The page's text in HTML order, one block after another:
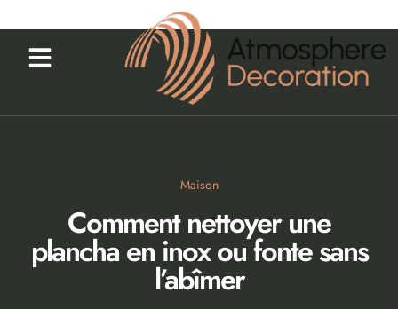
Maison
Comment nettoyer une
plancha en inox ou fonte sans
l’abîmer